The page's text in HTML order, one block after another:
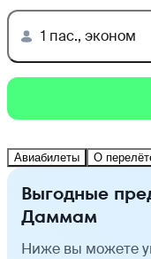
1 пас., эконом
Авиабилеты О
Выгодные
Даммам
Ниже вы можете